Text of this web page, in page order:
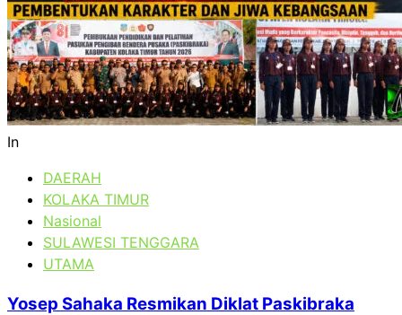
In
DAERAH
KOLAKA TIMUR
Nasional
SULAWESI TENGGARA
UTAMA
Yosep Sahaka Resmikan Diklat Paskibraka